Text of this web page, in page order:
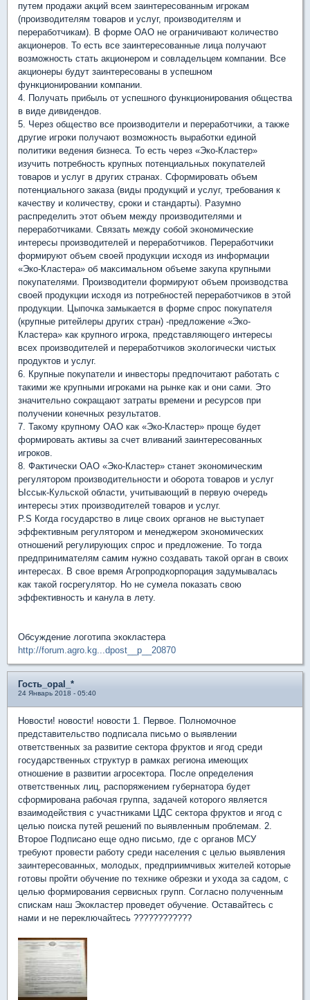
путем продажи акций всем заинтересованным игрокам
(производителям товаров и услуг, производителям и
переработчикам). В форме ОАО не ограничивают количество
акционеров. То есть все заинтересованные лица получают
возможность стать акционером и совладельцем компании. Все
акционеры будут заинтересованы в успешном
функционировании компании.
4. Получать прибыль от успешного функционирования общества
в виде дивидендов.
5. Через общество все производители и переработчики, а также
другие игроки получают возможность выработки единой
политики ведения бизнеса. То есть через «Эко-Кластер»
изучить потребность крупных потенциальных покупателей
товаров и услуг в других странах. Сформировать объем
потенциального заказа (виды продукций и услуг, требования к
качеству и количеству, сроки и стандарты). Разумно
распределить этот объем между производителями и
переработчиками. Связать между собой экономические
интересы производителей и переработчиков. Переработчики
формируют объем своей продукции исходя из информации
«Эко-Кластера» об максимальном объеме закупа крупными
покупателями. Производители формируют объем производства
своей продукции исходя из потребностей переработчиков в этой
продукции. Цыпочка замыкается в форме спрос покупателя
(крупные ритейлеры других стран) -предложение «Эко-
Кластера» как крупного игрока, представляющего интересы
всех производителей и переработчиков экологически чистых
продуктов и услуг.
6. Крупные покупатели и инвесторы предпочитают работать с
такими же крупными игроками на рынке как и они сами. Это
значительно сокращают затраты времени и ресурсов при
получении конечных результатов.
7. Такому крупному ОАО как «Эко-Кластер» проще будет
формировать активы за счет вливаний заинтересованных
игроков.
8. Фактически ОАО «Эко-Кластер» станет экономическим
регулятором производительности и оборота товаров и услуг
Ыссык-Кульской области, учитывающий в первую очередь
интересы этих производителей товаров и услуг.
P.S Когда государство в лице своих органов не выступает
эффективным регулятором и менеджером экономических
отношений регулирующих спрос и предложение. То тогда
предпринимателям самим нужно создавать такой орган в своих
интересах. В свое время Агропродкорпорация задумывалась
как такой госрегулятор. Но не сумела показать свою
эффективность и канула в лету.
Обсуждение логотипа экокластера
http://forum.agro.kg...dpost__p__20870
Гость_opal_*
24 Январь 2018 - 05:40
Новости! новости! новости 1. Первое. Полномочное
представительство подписала письмо о выявлении
ответственных за развитие сектора фруктов и ягод среди
государственных структур в рамках региона имеющих
отношение в развитии агросектора. После определения
ответственных лиц, распоряжением губернатора будет
сформирована рабочая группа, задачей которого является
взаимодействия с участниками ЦДС сектора фруктов и ягод с
целью поиска путей решений по выявленным проблемам. 2.
Второе Подписано еще одно письмо, где с органов МСУ
требуют провести работу среди населения с целью выявления
заинтересованных, молодых, предприимчивых жителей которые
готовы пройти обучение по технике обрезки и ухода за садом, с
целью формирования сервисных групп. Согласно полученным
спискам наш Экокластер проведет обучение. Оставайтесь с
нами и не переключайтесь ????????????